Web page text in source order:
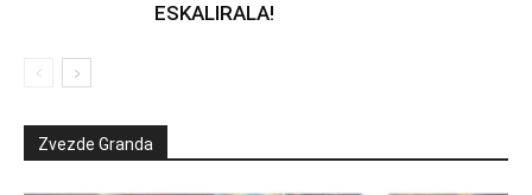
ESKALIRALA!
Zvezde Granda